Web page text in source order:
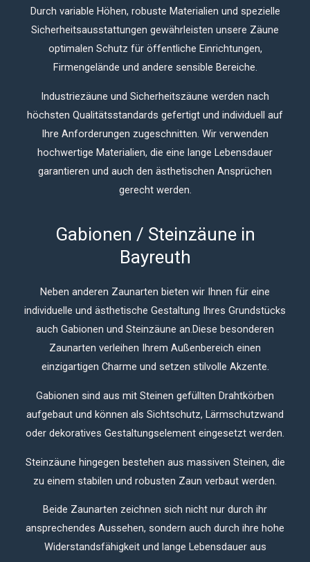
Durch variable Höhen, robuste Materialien und spezielle
Sicherheitsausstattungen gewährleisten unsere Zäune
optimalen Schutz für öffentliche Einrichtungen,
Firmengelände und andere sensible Bereiche.
Industriezäune und Sicherheitszäune werden nach
höchsten Qualitätsstandards gefertigt und individuell auf
Ihre Anforderungen zugeschnitten. Wir verwenden
hochwertige Materialien, die eine lange Lebensdauer
garantieren und auch den ästhetischen Ansprüchen
gerecht werden.
Gabionen / Steinzäune in
Bayreuth
Neben anderen Zaunarten bieten wir Ihnen für eine
individuelle und ästhetische Gestaltung Ihres Grundstücks
auch Gabionen und Steinzäune an.Diese besonderen
Zaunarten verleihen Ihrem Außenbereich einen
einzigartigen Charme und setzen stilvolle Akzente.
Gabionen sind aus mit Steinen gefüllten Drahtkörben
aufgebaut und können als Sichtschutz, Lärmschutzwand
oder dekoratives Gestaltungselement eingesetzt werden.
Steinzäune hingegen bestehen aus massiven Steinen, die
zu einem stabilen und robusten Zaun verbaut werden.
Beide Zaunarten zeichnen sich nicht nur durch ihr
ansprechendes Aussehen, sondern auch durch ihre hohe
Widerstandsfähigkeit und lange Lebensdauer aus